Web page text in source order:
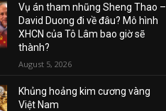
Vụ án tham nhũng Sheng Thao –
David Duong đi về đâu? Mô hình
XHCN của Tô Lâm bao giờ sẽ
thành?
August 5, 2026
Khủng hoảng kim cương vàng
Việt Nam